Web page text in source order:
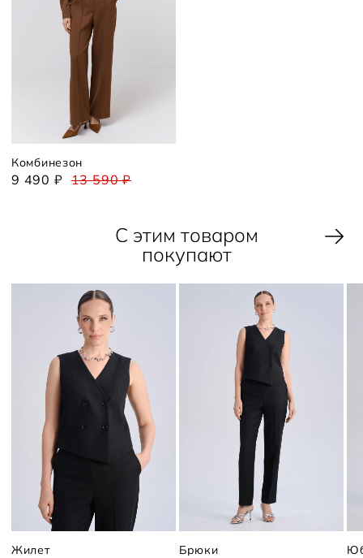
Комбинезон
9 490 ₽ 13 590 ₽
С этим товаром
покупают
Жилет Брюки